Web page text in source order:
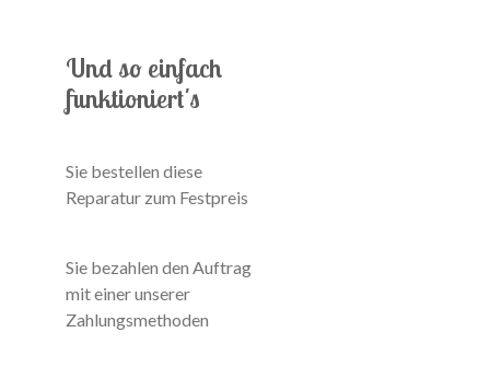
Und so einfach
funktioniert's
Sie bestellen diese
Reparatur zum Festpreis
Sie bezahlen den Auftrag
mit einer unserer
Zahlungsmethoden